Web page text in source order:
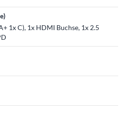
1x C), 1x HDMI Buchse, 1x 2.5